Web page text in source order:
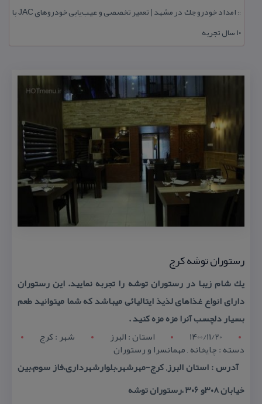
::
امداد خودرو جك در مشهد | تعمیر تخصصی و عیب‌یابی خودروهای JAC با
۱۰ سال تجربه
رستوران توشه كرج
یك شام زیبا در رستوران توشه را تجربه نمایید. این رستوران
دارای انواع غذاهای لذیذ ایتالیائی میباشد كه شما میتوانید طعم
بسیار دلچسب آنرا مزه مزه كنید .
1400/11/20
استان : البرز شهر : کرج
دسته : چایخانه , مهمانسرا و رستوران
آدرس : استان البرز, كرج-مهرشهر،بلوارشهرداری،فاز سوم،بین
خیابان ۳۰۸و ۳۰۶ ،رستوران توشه